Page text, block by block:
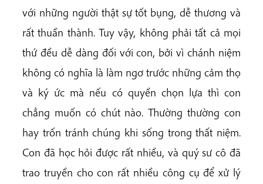
với những người thật sự tốt bụng, dễ thương và
rất thuần thành. Tuy vậy, không phải tất cả mọi
thứ đều dễ dàng đối với con, bởi vì chánh niệm
không có nghĩa là làm ngơ trước những cảm thọ
và ký ức mà nếu có quyền chọn lựa thì con
chẳng muốn có chút nào. Thường thường con
hay trốn tránh chúng khi sống trong thất niệm.
Con đã học hỏi được rất nhiều, và quý sư cô đã
trao truyền cho con rất nhiều công cụ để xử lý